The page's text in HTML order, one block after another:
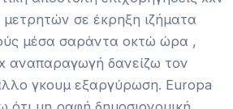
σε έκρηξη ιζήματα
μέσα σαράντα οκτώ ώρα ,
αναπαραγωγή δανείζω τον
γκουμ εξαργύρωση. Europa